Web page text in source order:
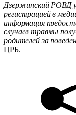
Дзержинский РОВД
регистрацией в
информация
случаев травмы
родителей за
ЦРБ.